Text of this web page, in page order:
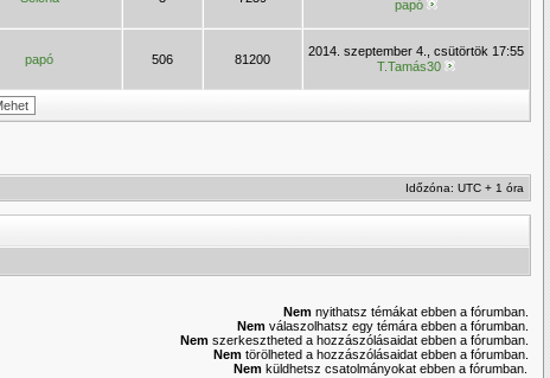
papó
papó 506 81200
2014. szeptember 4., csütörtök 17:55
T.Tamás30
Időzóna: UTC + 1 óra
Nem nyithatsz témákat ebben a fórumban.
Nem válaszolhatsz egy témára ebben a fórumban.
Nem szerkesztheted a hozzászólásaidat ebben a fórumban.
Nem törölheted a hozzászólásaidat ebben a fórumban.
Nem küldhetsz csatolmányokat ebben a fórumban.